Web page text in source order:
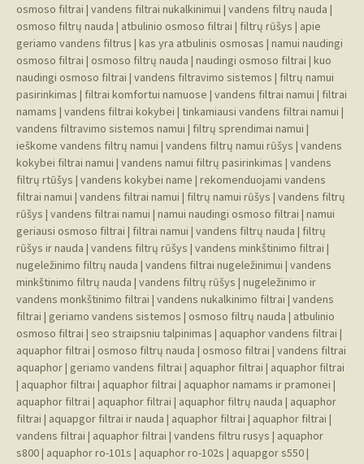
osmoso filtrai | vandens filtrai nukalkinimui | vandens filtrų nauda |
osmoso filtrų nauda | atbulinio osmoso filtrai | filtrų rūšys | apie
geriamo vandens filtrus | kas yra atbulinis osmosas | namui naudingi
osmoso filtrai | osmoso filtrų nauda | naudingi osmoso filtrai | kuo
naudingi osmoso filtrai | vandens filtravimo sistemos | filtrų namui
pasirinkimas | filtrai komfortui namuose | vandens filtrai namui | filtrai
namams | vandens filtrai kokybei | tinkamiausi vandens filtrai namui |
vandens filtravimo sistemos namui | filtrų sprendimai namui |
ieškome vandens filtrų namui | vandens filtrų namui rūšys | vandens
kokybei filtrai namui | vandens namui filtrų pasirinkimas | vandens
filtrų rtūšys | vandens kokybei name | rekomenduojami vandens
filtrai namui | vandens filtrai namui | filtrų namui rūšys | vandens filtrų
rūšys | vandens filtrai namui | namui naudingi osmoso filtrai | namui
geriausi osmoso filtrai | filtrai namui | vandens filtrų nauda | filtrų
rūšys ir nauda | vandens filtrų rūšys | vandens minkštinimo filtrai |
nugeležinimo filtrų nauda | vandens filtrai nugeležinimui | vandens
minkštinimo filtrų nauda | vandens filtrų rūšys | nugeležinimo ir
vandens monkštinimo filtrai | vandens nukalkinimo filtrai | vandens
filtrai | geriamo vandens sistemos | osmoso filtrų nauda | atbulinio
osmoso filtrai | seo straipsniu talpinimas | aquaphor vandens filtrai |
aquaphor filtrai | osmoso filtrų nauda | osmoso filtrai | vandens filtrai
aquaphor| geriamo vandens filtrai | aquaphor filtrai | aquaphor filtrai
| aquaphor filtrai | aquaphor filtrai | aquaphor namams ir pramonei |
aquaphor filtrai | aquaphor filtrai | aquaphor filtrų nauda | aquaphor
filtrai | aquapgor filtrai ir nauda | aquaphor filtrai | aquaphor filtrai |
vandens filtrai | aquaphor filtrai | vandens filtru rusys | aquaphor
s800| aquaphor ro-101s | aquaphor ro-102s | aquapgor s550|